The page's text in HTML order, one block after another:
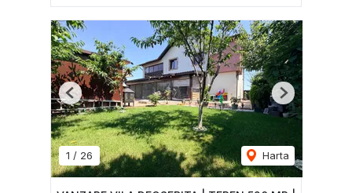
1 / 26 Harta
Previous Next